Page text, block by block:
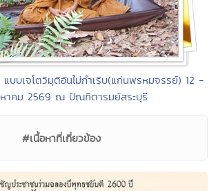
บบเจโตวิมุติอันไม่กำเริบ(แก่นพรหมจรรย์) 12 -
าคม 2569 ณ ปัณฑิตารมย์สระบุรี
#เนื้อหาที่เกี่ยวข้อง